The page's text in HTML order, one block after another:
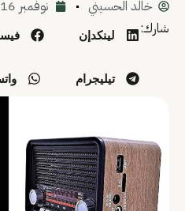
خالد الحسيني نوفمبر 16, 2025
لينكدإن
تيليجرام
شارك: